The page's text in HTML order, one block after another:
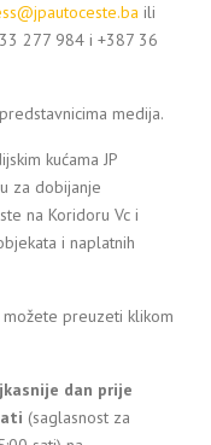
ili
277 984 i +387 36
medija.
kućama JP
za dobijanje
na Koridoru Vc i
i naplatnih
preuzeti klikom
dan prije
(saglasnost za